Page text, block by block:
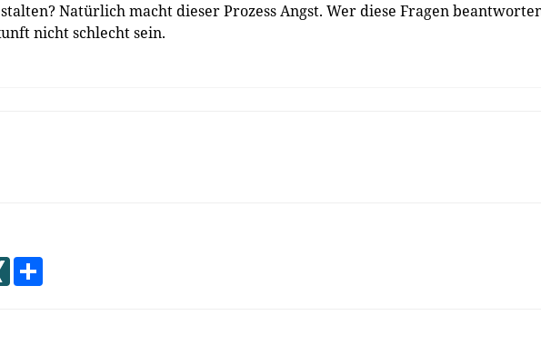
Natürlich macht dieser Prozess Angst. Wer diese Fragen
nicht schlecht sein.
XING